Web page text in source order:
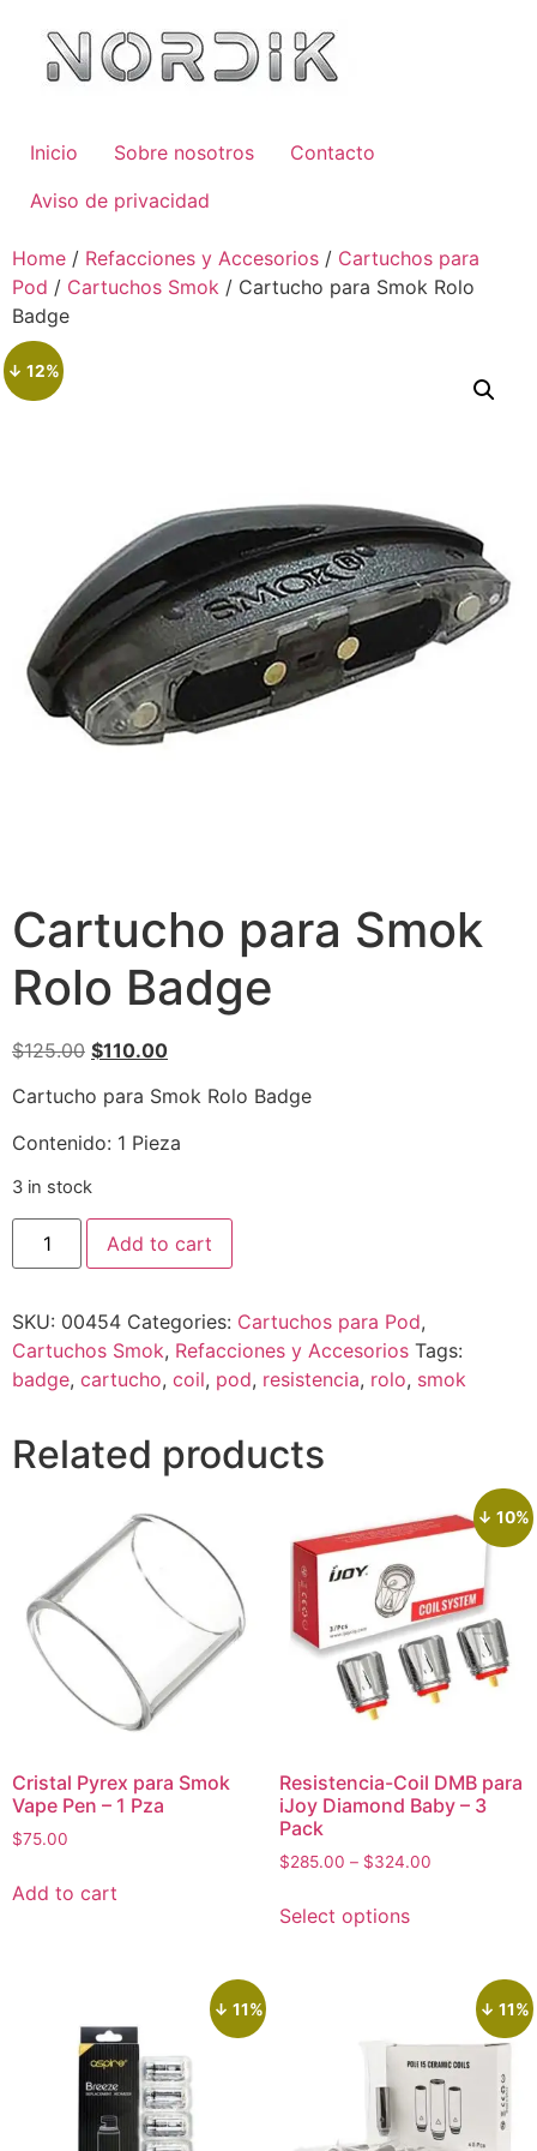
Inicio Sobre nosotros
Contacto
Aviso de privacidad
Home / Refacciones y Accesorios / Cartuchos para
Pod / Cartuchos Smok / Cartucho para Smok Rolo
Badge
↓ 12%
Cartucho para Smok
Rolo Badge
$125.00 $110.00
Cartucho para Smok Rolo Badge
Contenido: 1 Pieza
3 in stock
Add to cart
SKU: 00454 Categories: Cartuchos para Pod,
Cartuchos Smok, Refacciones y Accesorios Tags:
badge, cartucho, coil, pod, resistencia, rolo, smok
Related products
Cristal Pyrex para Smok
Vape Pen – 1 Pza
$75.00
Add to cart
↓ 10%
Resistencia-Coil DMB para
iJoy Diamond Baby – 3
Pack
$285.00 – $324.00
Select options
↓ 11% ↓ 11%